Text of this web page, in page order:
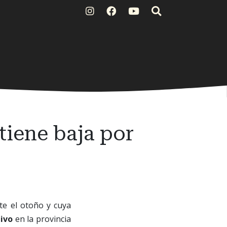
baja por
el otoño y cuya
en la provincia